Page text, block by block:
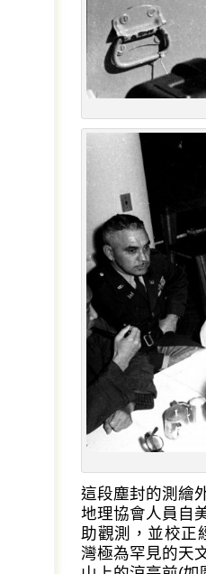
這段塵封的測繪
地理協會人員自
助觀測，並校正
灣極為罕見的天